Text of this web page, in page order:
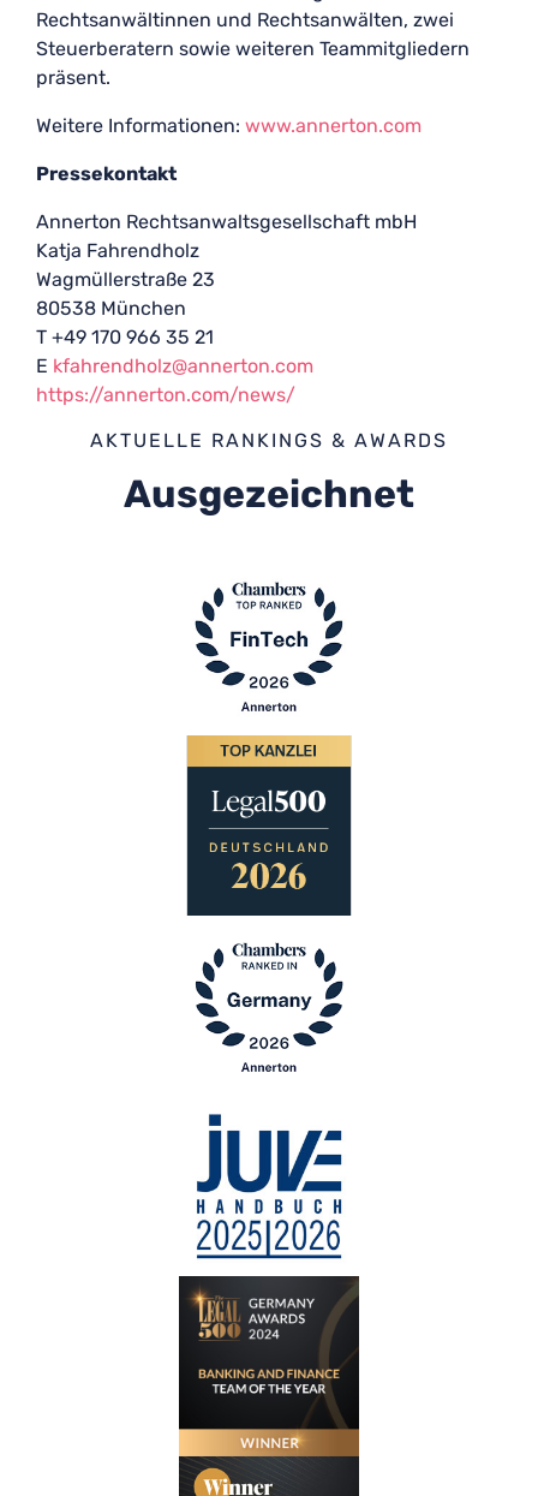
Rechtsanwältinnen und Rechtsanwälten, zwei
Steuerberatern sowie weiteren Teammitgliedern
präsent.
Weitere Informationen: www.annerton.com
Pressekontakt
Annerton Rechtsanwaltsgesellschaft mbH
Katja Fahrendholz
Wagmüllerstraße 23
80538 München
T +49 170 966 35 21
E kfahrendholz@annerton.com
https://annerton.com/news/
AKTUELLE RANKINGS & AWARDS
Ausgezeichnet